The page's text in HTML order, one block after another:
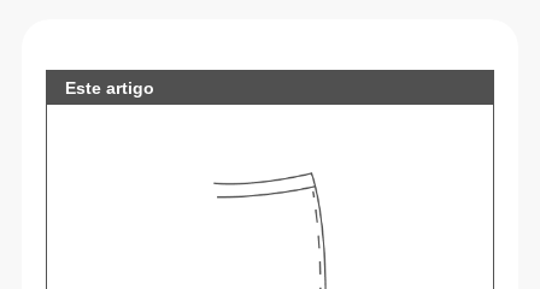
Este artigo